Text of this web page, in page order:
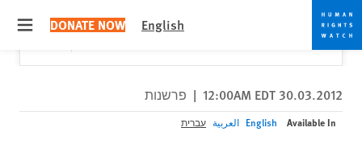
Skip
to
cookie
privacy
notice
Skip
to
main
content
English
DONATE NOW
Would you like to read this page in English?
Close
30.03.2012 12:00AM EDT
| פרשנות
Available In
English العربية עברית